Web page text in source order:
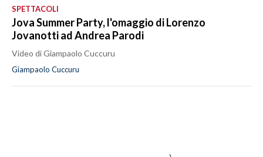
SPETTACOLI
Jova Summer Party, l'omaggio di Lorenzo
Jovanotti ad Andrea Parodi
Video di Giampaolo Cuccuru
Giampaolo Cuccuru